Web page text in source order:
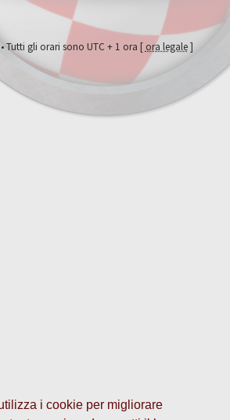
i cookie per migliorare
Tutti gli orari sono UTC + 1 ora [ ora legale]